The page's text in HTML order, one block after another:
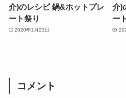
介)のレシピ 鍋&ホットプレ
ート祭り
2020年1月23日
介)
ー
コメント